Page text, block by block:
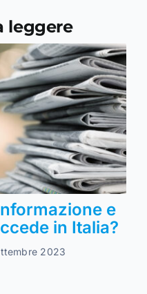
leggere
e
in Italia?
2023